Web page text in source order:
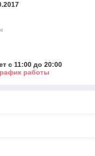
с 11:00 до 20:00
работы